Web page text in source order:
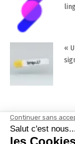
«
Mentions Légales